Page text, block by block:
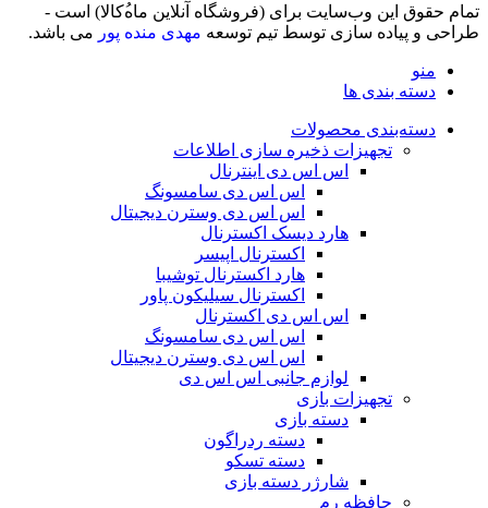
تمام حقوق اين وب‌سايت برای (فروشگاه آنلاین ماه‌‌‌‌‌‌ُکالا) است -
طراحی و پیاده سازی توسط تیم توسعه مهدی منده پور می باشد.
منو
دسته بندی ها
دسته‌بندی محصولات
تجهیزات ذخیره سازی اطلاعات
اس اس دی اینترنال
اس اس دی سامسونگ
اس اس دی وسترن دیجیتال
هارد دیسک اکسترنال
اکسترنال اپیسر
هارد اکسترنال توشیبا
اکسترنال سیلیکون پاور
اس اس دی اکسترنال
اس اس دی سامسونگ
اس اس دی وسترن دیجیتال
لوازم جانبی اس اس دی
تجهیزات بازی
دسته بازی
دسته ردراگون
دسته تسکو
شارژر دسته بازی
حافظه رم